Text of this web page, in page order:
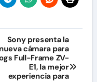
Sony presenta la
nueva cámara para
Full-Frame ZV-
E1, la mejor
experiencia para